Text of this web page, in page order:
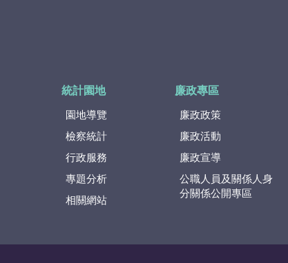
統計園地
園地導覽
檢察統計
行政服務
專題分析
相關網站
廉政專區
廉政政策
廉政活動
廉政宣導
公職人員及關係人身
分關係公開專區